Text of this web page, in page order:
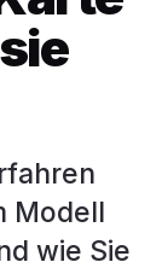
Modell
wie Sie